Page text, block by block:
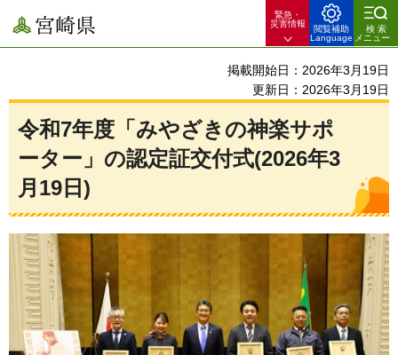
宮崎県
緊急・
災害情報
閲覧補助
Language
検索
メニュー
掲載開始日：2026年3月19日
更新日：2026年3月19日
令和7年度「みやざきの神楽サポ
ーター」の認定証交付式(2026年3
月19日)